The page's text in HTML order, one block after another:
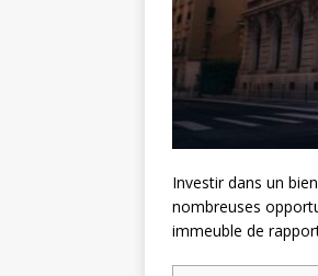
Investir dans un
nombreuses
immeuble de